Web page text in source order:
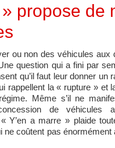
propose de
ou non des véhicules aux
question qui a fini par
qu’il faut leur donner un
rappellent la « rupture » et
Même s’il ne
de véhicules
Y’en a marre » plaide
ne coûtent pas énormément